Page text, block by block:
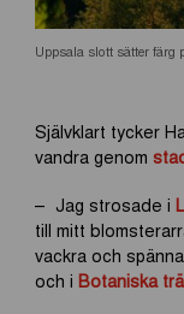
Uppsala slott sätter färg
Självklart tycker
vandra genom
– Jag strosade i
till mitt
vackra och
och i Botaniska